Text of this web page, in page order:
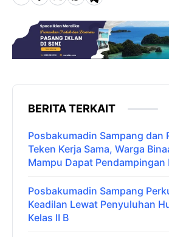
BERITA TERKAIT
Posbakumadin Sampang dan
Teken Kerja Sama, Warga
Mampu Dapat Pendampingan
Posbakumadin Sampang
Keadilan Lewat Penyuluhan
Kelas II B